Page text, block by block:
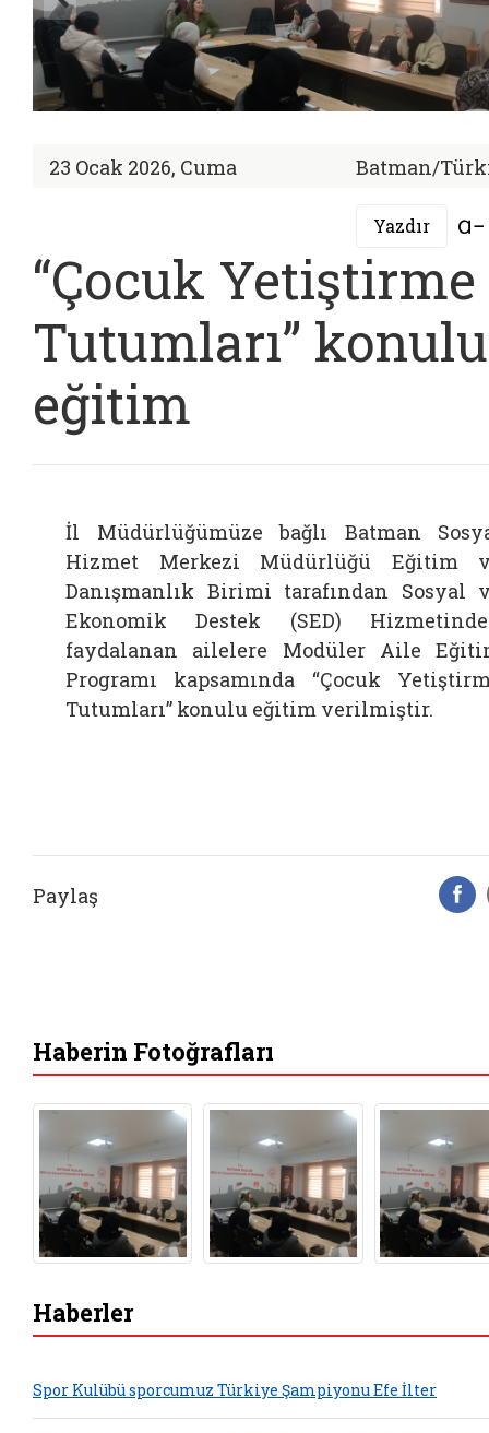
23 Ocak 2026, Cuma Batman/
Yazdır
“Çocuk Yetiştirme
Tutumları” konulu
eğitim
İl Müdürlüğümüze bağlı Batman
Hizmet Merkezi Müdürlüğü Eğitim
Danışmanlık Birimi tarafından Sosyal
Ekonomik Destek (SED)
faydalanan ailelere Modüler Aile
Programı kapsamında “Çocuk
Tutumları” konulu eğitim verilmiştir.
Paylaş
Haberin Fotoğrafları
Haberler
Spor Kulübü sporcumuz Türkiye Şampiyonu Efe İlter